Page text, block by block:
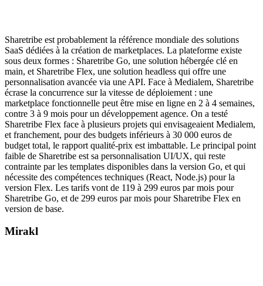
Sharetribe est probablement la référence mondiale des solutions
SaaS dédiées à la création de marketplaces. La plateforme existe
sous deux formes : Sharetribe Go, une solution hébergée clé en
main, et Sharetribe Flex, une solution headless qui offre une
personnalisation avancée via une API. Face à Medialem, Sharetribe
écrase la concurrence sur la vitesse de déploiement : une
marketplace fonctionnelle peut être mise en ligne en 2 à 4 semaines,
contre 3 à 9 mois pour un développement agence. On a testé
Sharetribe Flex face à plusieurs projets qui envisageaient Medialem,
et franchement, pour des budgets inférieurs à 30 000 euros de
budget total, le rapport qualité-prix est imbattable. Le principal point
faible de Sharetribe est sa personnalisation UI/UX, qui reste
contrainte par les templates disponibles dans la version Go, et qui
nécessite des compétences techniques (React, Node.js) pour la
version Flex. Les tarifs vont de 119 à 299 euros par mois pour
Sharetribe Go, et de 299 euros par mois pour Sharetribe Flex en
version de base.
Mirakl